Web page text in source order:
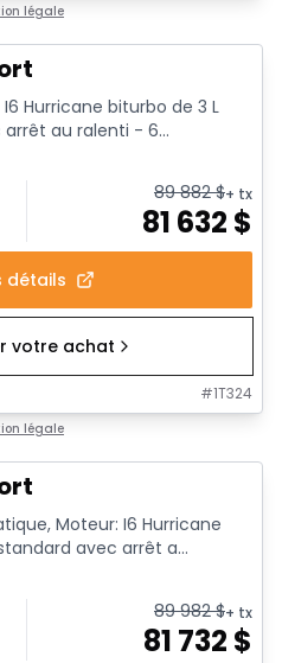
légale
Hurricane biturbo de 3 L
au ralenti - 6...
89 882$+ tx
81 632 $
détails
votre achat
#1T324
légale
Moteur: I6 Hurricane
avec arrêt a...
89 982$+ tx
81 732 $